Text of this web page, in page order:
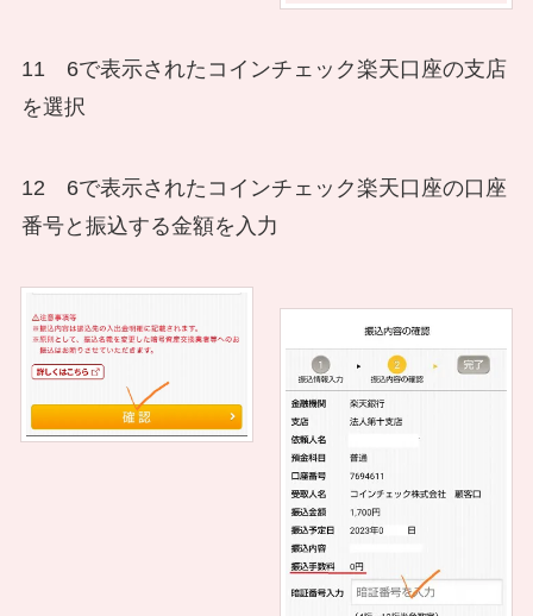
11 6で表示されたコインチェック楽天口座の支店
を選択
12 6で表示されたコインチェック楽天口座の口座
番号と振込する金額を入力